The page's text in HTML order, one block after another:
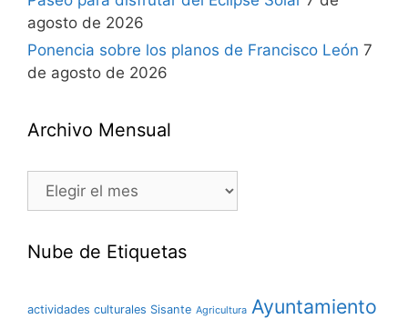
agosto de 2026
Ponencia sobre los planos de Francisco León 7
de agosto de 2026
Archivo Mensual
Nube de Etiquetas
actividades culturales Sisante Agricultura Ayuntamiento